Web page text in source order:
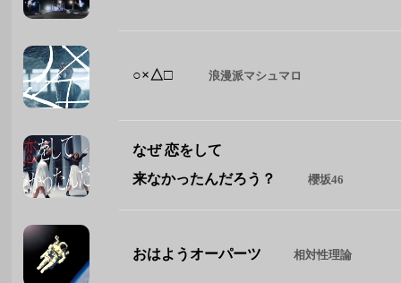
○×△□ 浪漫派マシュマロ
なぜ 恋をして
来なかったんだろう？
櫻坂46
おはようオーパーツ 相対性理論